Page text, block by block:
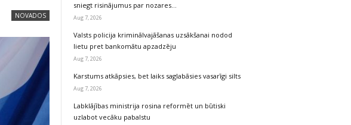
NOVADOS
sniegt risinājumus par nozares…
Aug 7, 2026
Valsts policija kriminālvajāšanas uzsākšanai nodod
lietu pret bankomātu apzadzēju
Aug 7, 2026
Karstums atkāpsies, bet laiks saglabāsies vasarīgi silts
Aug 7, 2026
Labklājības ministrija rosina reformēt un būtiski
uzlabot vecāku pabalstu